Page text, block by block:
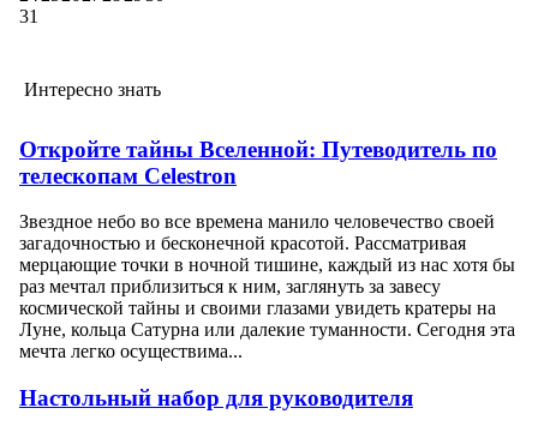
31
Интересно знать
Откройте тайны Вселенной: Путеводитель по
телескопам Celestron
Звездное небо во все времена манило человечество своей
загадочностью и бесконечной красотой. Рассматривая
мерцающие точки в ночной тишине, каждый из нас хотя бы
раз мечтал приблизиться к ним, заглянуть за завесу
космической тайны и своими глазами увидеть кратеры на
Луне, кольца Сатурна или далекие туманности. Сегодня эта
мечта легко осуществима...
Настольный набор для руководителя